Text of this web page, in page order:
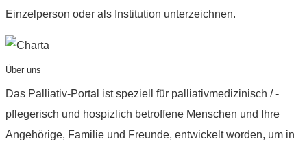
Einzelperson oder als Institution unterzeichnen.
Über uns
Das Palliativ-Portal ist speziell für palliativmedizinisch / -
pflegerisch und hospizlich betroffene Menschen und Ihre
Angehörige, Familie und Freunde, entwickelt worden, um in